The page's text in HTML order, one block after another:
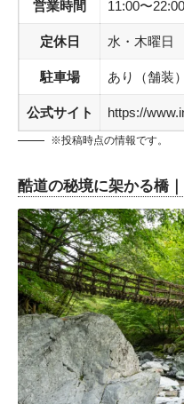
営業時間 11:00〜22:00
定休日 水・木曜日
駐車場 あり（舗装）
公式サイト https://
※投稿時点の情報です。
酷道の秘境に架かる橋